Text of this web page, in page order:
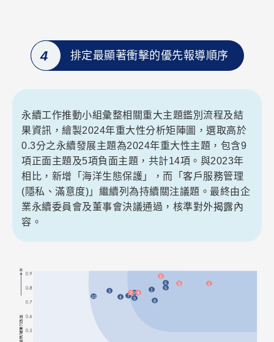
4 排定最顯著衝擊的優先報導順序
永續工作推動小組彙整相關重大主題鑑別流程及結
果資訊，繪製2024年重大性分析矩陣圖，選取高於
0.3分之永續發展主題為2024年重大性主題，包含9
項正面主題及5項負面主題，共計14項。與2023年
相比，新增「海洋生態保護」，而「客戶服務管理
(隱私、滿意度)」繼續列為持續關注議題。最終由企
業永續委員會及董事會決議通過，核準對外揭露內
容。
1
2
3
4
5
6
7
8
9
10
1
2
3
4
5